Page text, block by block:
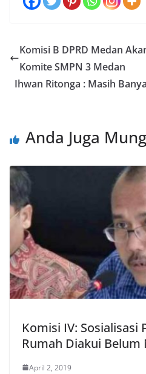
Komisi B DPRD Medan
Komite SMPN 3 Medan
Ihwan Ritonga : Masih
Anda Juga
Komisi IV: Sosialisasi
Rumah Diakui Belum
April 2, 2019